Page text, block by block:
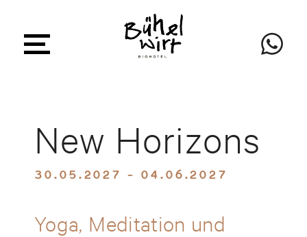
New Horizons
30.05.2027 - 04.06.2027
Yoga, Meditation und